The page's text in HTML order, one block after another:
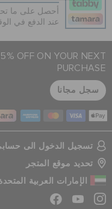
عند الدفع في
OFF ON YOUR NEXT
PURCHASE
سجل مجانا
تسجيل الدخول الى
تحديد موقع المتجر
الإمارات العربية